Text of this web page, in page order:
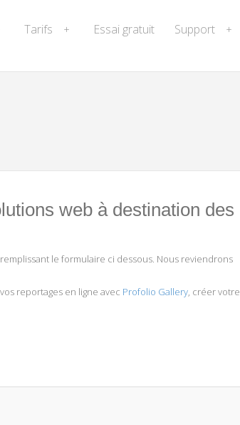
Tarifs + Essai gratuit Support +
web à destination des
le formulaire ci dessous. Nous reviendrons
reportages en ligne avec Profolio Gallery, créer votre